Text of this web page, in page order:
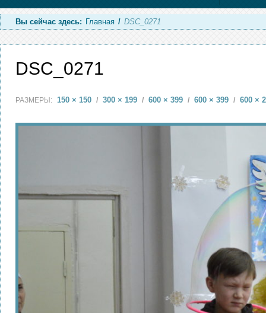
Вы сейчас здесь: Главная / DSC_0271
DSC_0271
РАЗМЕРЫ: 150 × 150 / 300 × 199 / 600 × 399 / 600 × 399 / 600 ×